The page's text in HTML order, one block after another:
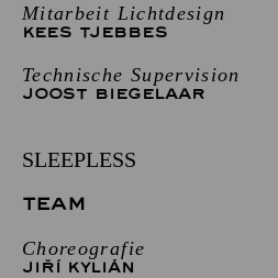
Mitarbeit Lichtdesign
KEES TJEBBES
Technische Supervision
JOOST BIEGELAAR
SLEEPLESS
TEAM
Choreografie
JIŘÍ KYLIÁN